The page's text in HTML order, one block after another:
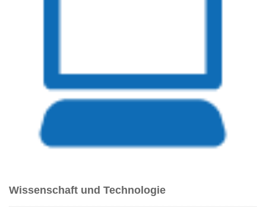
Wissenschaft und Technologie